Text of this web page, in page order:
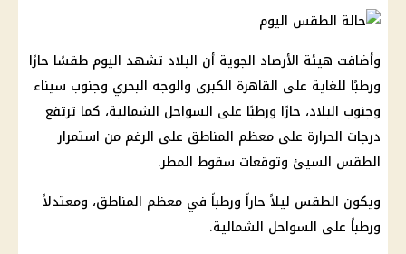
وأضافت هيئة الأرصاد الجوية أن البلاد تشهد اليوم طقسًا حارًا
ورطبًا للغاية على القاهرة الكبرى والوجه البحري وجنوب سيناء
وجنوب البلاد، حارًا ورطبًا على السواحل الشمالية، كما ترتفع
درجات الحرارة على معظم المناطق على الرغم من استمرار
الطقس السيئ وتوقعات سقوط المطر.
ويكون الطقس ليلاً حاراً ورطباً في معظم المناطق، ومعتدلاً
ورطباً على السواحل الشمالية.